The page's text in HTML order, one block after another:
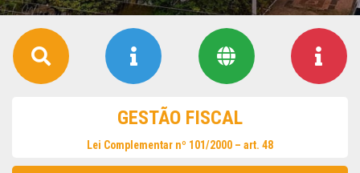
GESTÃO FISCAL
Lei Complementar nº 101/2000 – art. 48